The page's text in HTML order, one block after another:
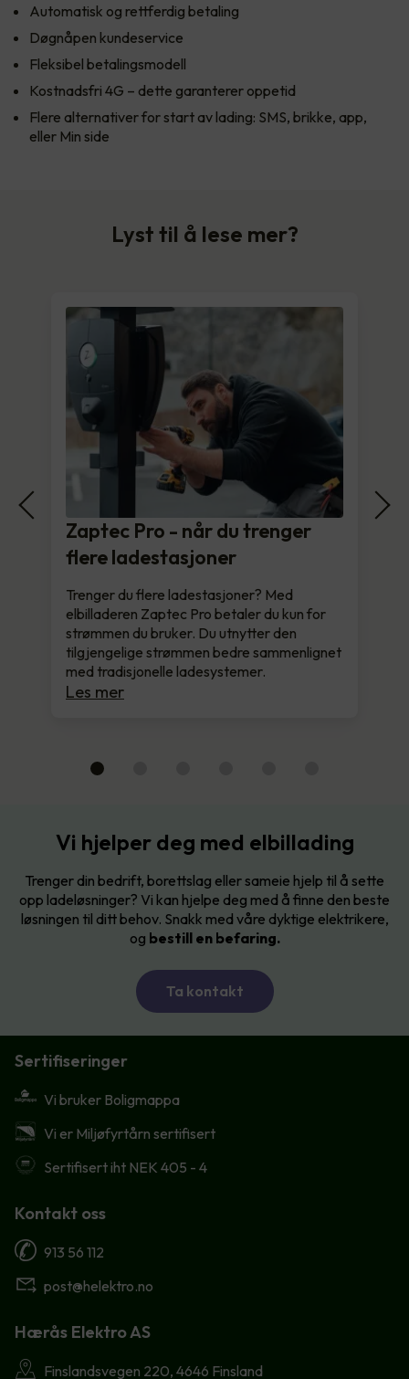
Automatisk og rettferdig betaling
Døgnåpen kundeservice
Fleksibel betalingsmodell
Kostnadsfri 4G – dette garanterer oppetid
Flere alternativer for start av lading: SMS, brikke, app,
eller Min side
Lyst til å lese mer?
Zaptec Pro - når du trenger
flere ladestasjoner
Trenger du flere ladestasjoner? Med
elbilladeren Zaptec Pro betaler du kun for
strømmen du bruker. Du utnytter den
tilgjengelige strømmen bedre sammenlignet
med tradisjonelle ladesystemer.
Les mer
Vi hjelper deg med elbillading
Trenger din bedrift, borettslag eller sameie hjelp til å sette
opp ladeløsninger? Vi kan hjelpe deg med å finne den beste
løsningen til ditt behov. Snakk med våre dyktige elektrikere,
og bestill en befaring.
Ta kontakt
Sertifiseringer
Vi bruker Boligmappa
Vi er Miljøfyrtårn sertifisert
Sertifisert iht NEK 405 - 4
Kontakt oss
913 56 112
post@helektro.no
Hærås Elektro AS
Finslandsvegen 220, 4646 Finsland